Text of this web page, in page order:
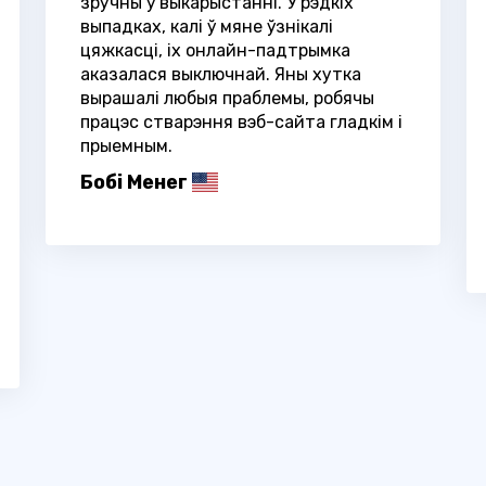
выпадках, калі ў мяне ўзнікалі
цяжкасці, іх онлайн-падтрымка
аказалася выключнай. Яны хутка
вырашалі любыя праблемы, робячы
працэс стварэння вэб-сайта гладкім і
прыемным.
Бобі Менег